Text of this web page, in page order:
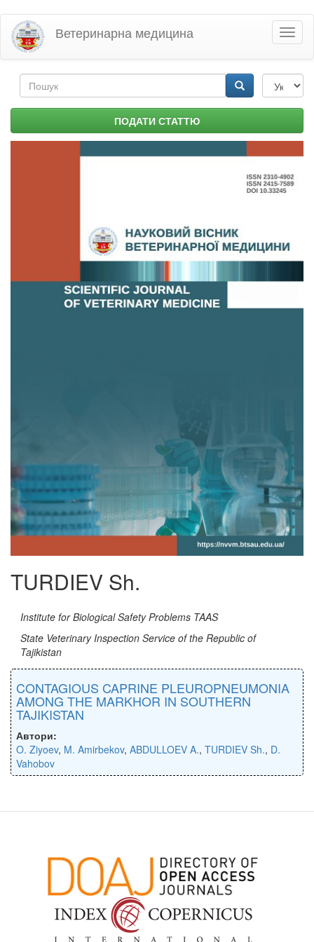
Перейти
основного
матеріалу
Ветеринарна медицина
Пошукова
форма ПОДАТИ СТАТТЮ
TURDIEV Sh.
Institute for Biological Safety Problems TAAS
State Veterinary Inspection Service of the Republic of
Tajikistan
CONTAGIOUS CAPRINE PLEUROPNEUMONIA
AMONG THE MARKHOR IN SOUTHERN
TAJIKISTAN
Автори:
O. Ziyoev, M. Amirbekov, ABDULLOEV A., TURDIEV Sh., D.
Vahobov